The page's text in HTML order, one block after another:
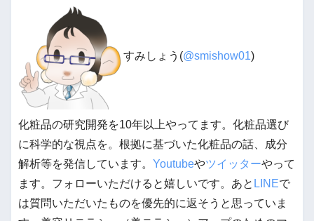
すみしょう(@smishow01)
化粧品の研究開発を10年以上やってます。化粧品選び
に科学的な視点を。根拠に基づいた化粧品の話、成分
解析等を発信しています。 Youtubeやツイッターやって
ます。フォローいただけると嬉しいです。あと LINEで
は質問いただいたものを優先的に返そうと思っていま